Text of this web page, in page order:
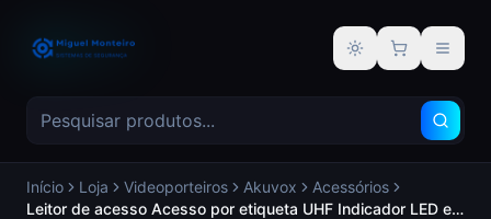
Alternar tema
Início Loja Videoporteiros Akuvox
Acessórios
Leitor de acesso Acesso por etiqueta UHF Indicador LED e